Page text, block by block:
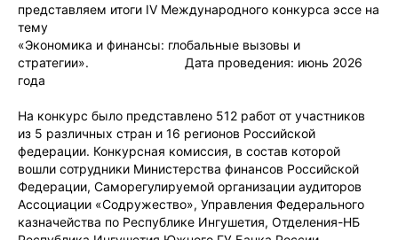
представляем итоги IV Международного конкурса эссе на
тему
«Экономика и финансы: глобальные вызовы и
стратегии». Дата проведения: июнь 2026
года
На конкурс было представлено 512 работ от участников
из 5 различных стран и 16 регионов Российской
федерации. Конкурсная комиссия, в состав которой
вошли сотрудники Министерства финансов Российской
Федерации, Саморегулируемой организации аудиторов
Ассоциации «Содружество», Управления Федерального
казначейства по Республике Ингушетия, Отделения-НБ